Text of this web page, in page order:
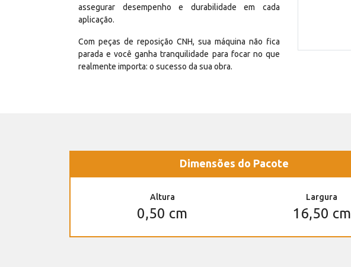
assegurar desempenho e durabilidade em cada
aplicação.
Com peças de reposição CNH, sua máquina não fica
parada e você ganha tranquilidade para focar no que
realmente importa: o sucesso da sua obra.
Dimensões do Pacote
Altura
0,50 cm
Largura
16,50 cm